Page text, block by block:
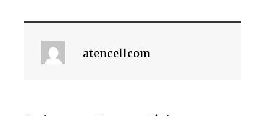
atencellcom